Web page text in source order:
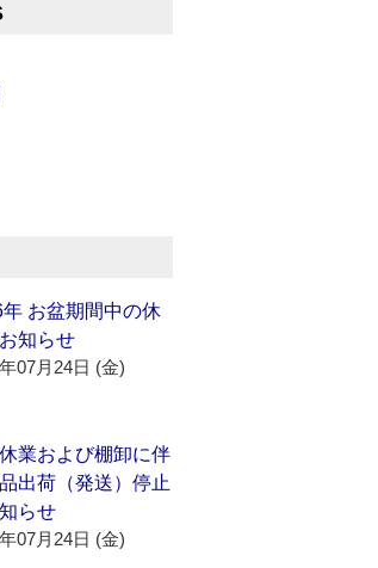
年 お盆期間中の休
知らせ
07月24日 (金)
業および棚卸に伴
出荷（発送）停止
らせ
07月24日 (金)